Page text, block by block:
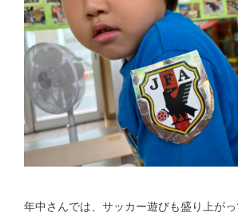
年中さんでは、サッカー遊びも盛り上がっ